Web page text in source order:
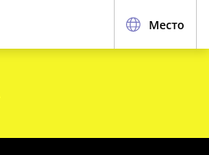
Место